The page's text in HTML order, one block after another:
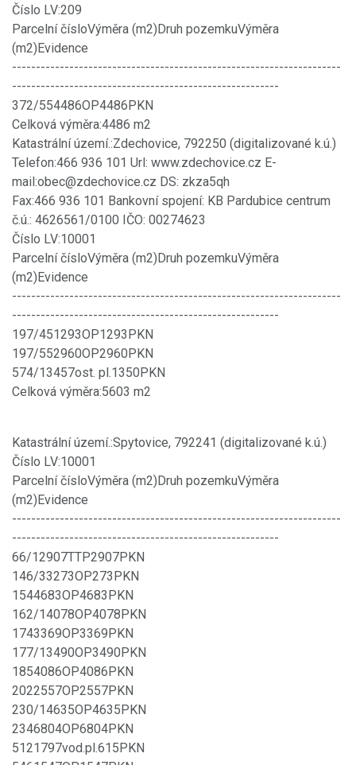
Číslo LV:209
Parcelní čísloVýměra (m2)Druh pozemkuVýměra
(m2)Evidence
---------------------------------------------------------------------
--------------------------------------------------------
372/554486OP4486PKN
Celková výměra:4486 m2
Katastrální území.:Zdechovice, 792250 (digitalizované k.ú.)
Telefon:466 936 101 Url: www.zdechovice.cz E-
mail:obec@zdechovice.cz DS: zkza5qh
Fax:466 936 101 Bankovní spojení: KB Pardubice centrum
č.ú.: 4626561/0100 IČO: 00274623
Číslo LV:10001
Parcelní čísloVýměra (m2)Druh pozemkuVýměra
(m2)Evidence
---------------------------------------------------------------------
--------------------------------------------------------
197/451293OP1293PKN
197/552960OP2960PKN
574/13457ost. pl.1350PKN
Celková výměra:5603 m2
Katastrální území.:Spytovice, 792241 (digitalizované k.ú.)
Číslo LV:10001
Parcelní čísloVýměra (m2)Druh pozemkuVýměra
(m2)Evidence
---------------------------------------------------------------------
--------------------------------------------------------
66/12907TTP2907PKN
146/33273OP273PKN
1544683OP4683PKN
162/14078OP4078PKN
1743369OP3369PKN
177/13490OP3490PKN
1854086OP4086PKN
2022557OP2557PKN
230/14635OP4635PKN
2346804OP6804PKN
5121797vod.pl.615PKN